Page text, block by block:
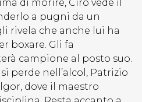
di morire, Ciro vede il
a pugni da un
rivela che anche lui ha
boxare. Gli fa
campione al posto suo.
perde nell’alcol, Patrizio
dove il maestro